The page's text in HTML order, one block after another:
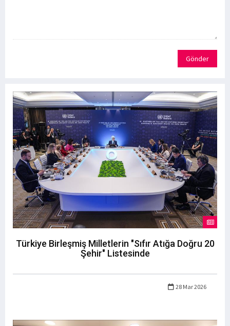
Gönder
Türkiye Birleşmiş Milletlerin "Sıfır Atığa Doğru 20
Şehir" Listesinde
28 Mar 2026